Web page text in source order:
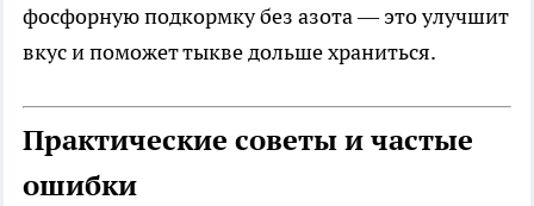
фосфорную подкормку без азота — это улучшит
вкус и поможет тыкве дольше храниться.
Практические советы и частые
ошибки